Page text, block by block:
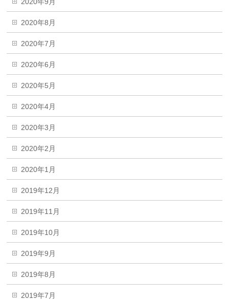
2020年8月
2020年7月
2020年6月
2020年5月
2020年4月
2020年3月
2020年2月
2020年1月
2019年12月
2019年11月
2019年10月
2019年9月
2019年8月
2019年7月